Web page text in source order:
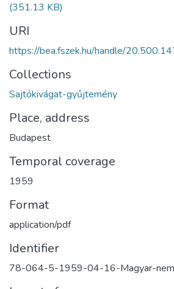
(351.13 KB)
URI
https://bea.fszek.hu/handle/
Collections
Sajtókivágat-gyűjtemény
Place, address
Budapest
Temporal coverage
1959
Format
application/pdf
Identifier
78-064-5-1959-04-16-Magyar-